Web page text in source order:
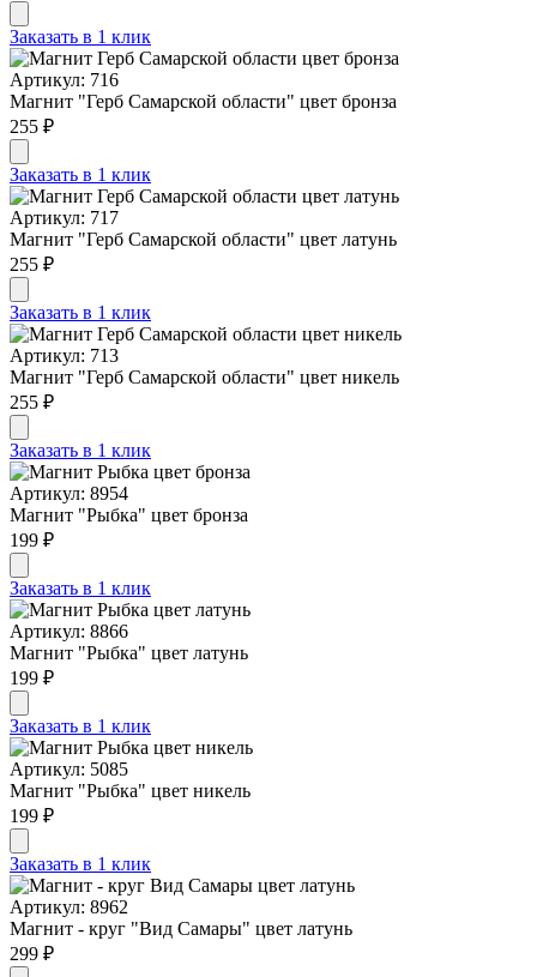
Заказать в 1 клик
Артикул: 716
Магнит "Герб Самарской области" цвет бронза
255 ₽
Заказать в 1 клик
Артикул: 717
Магнит "Герб Самарской области" цвет латунь
255 ₽
Заказать в 1 клик
Артикул: 713
Магнит "Герб Самарской области" цвет никель
255 ₽
Заказать в 1 клик
Артикул: 8954
Магнит "Рыбка" цвет бронза
199 ₽
Заказать в 1 клик
Артикул: 8866
Магнит "Рыбка" цвет латунь
199 ₽
Заказать в 1 клик
Артикул: 5085
Магнит "Рыбка" цвет никель
199 ₽
Заказать в 1 клик
Артикул: 8962
Магнит - круг "Вид Самары" цвет латунь
299 ₽